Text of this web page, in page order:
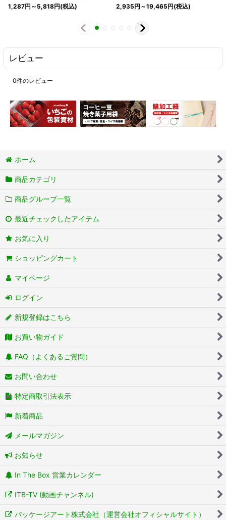
1,287円 ～5,818円(税込)
2,935円 ～19,465円(税込)
レビュー
0件のレビュー
ホーム
商品カテゴリ
商品グループ一覧
最近チェックしたアイテム
お気に入り
ショッピングカート
マイページ
ログイン
新規登録はこちら
お買い物ガイド
FAQ（よくあるご質問）
お問い合わせ
特定商取引法表示
新着商品
メールマガジン
お知らせ
In The Box 営業カレンダー
ITB-TV (動画チャンネル)
パッケージアート株式会社（運営会社オフィシャルサイト）